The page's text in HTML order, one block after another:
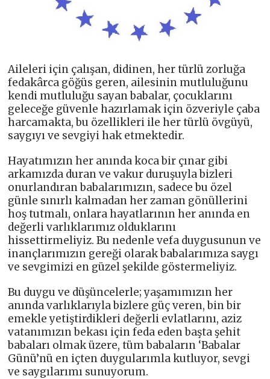
Aileleri için çalışan, didinen, her türlü zorluğa
fedakârca göğüs geren, ailesinin mutluluğunu
kendi mutluluğu sayan babalar, çocuklarını
geleceğe güvenle hazırlamak için özveriyle çaba
harcamakta, bu özellikleri ile her türlü övgüyü,
saygıyı ve sevgiyi hak etmektedir.
Hayatımızın her anında koca bir çınar gibi
arkamızda duran ve vakur duruşuyla bizleri
onurlandıran babalarımızın, sadece bu özel
günle sınırlı kalmadan her zaman gönüllerini
hoş tutmalı, onlara hayatlarının her anında en
değerli varlıklarımız olduklarını
hissettirmeliyiz. Bu nedenle vefa duygusunun ve
inançlarımızın gereği olarak babalarımıza saygı
ve sevgimizi en güzel şekilde göstermeliyiz.
Bu duygu ve düşüncelerle; yaşamımızın her
anında varlıklarıyla bizlere güç veren, bin bir
emekle yetiştirdikleri değerli evlatlarını, aziz
vatanımızın bekası için feda eden başta şehit
babaları olmak üzere, tüm babaların ‘Babalar
Günü’nü en içten duygularımla kutluyor, sevgi
ve saygılarımı sunuyorum.